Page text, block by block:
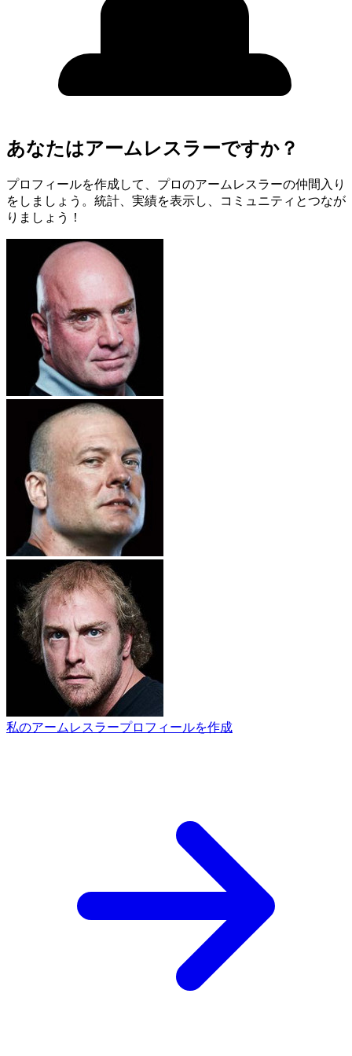
あなたはアームレスラーですか？
プロフィールを作成して、プロのアームレスラーの仲間入り
をしましょう。統計、実績を表示し、コミュニティとつなが
りましょう！
私のアームレスラープロフィールを作成